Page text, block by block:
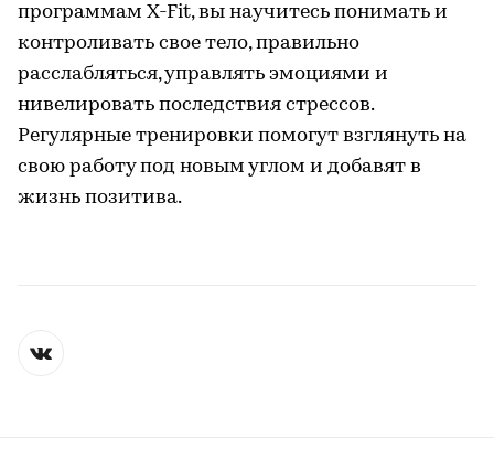
программам X-Fit, вы научитесь понимать и
контроливать свое тело, правильно
расслабляться, управлять эмоциями и
нивелировать последствия стрессов.
Регулярные тренировки помогут взглянуть на
свою работу под новым углом и добавят в
жизнь позитива.